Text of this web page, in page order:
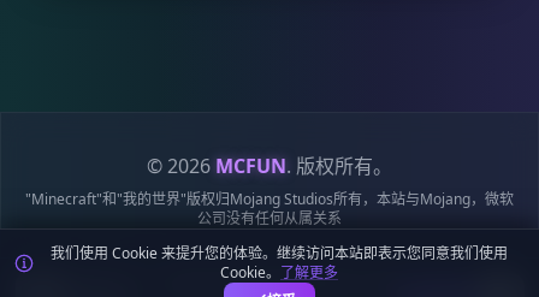
© 2026 MCFUN. 版权所有。
"Minecraft"和"我的世界"版权归Mojang Studios所有，本站与Mojang，微软
公司没有任何从属关系
隐私政策服务条款Cookie 政策站点地图鄂ICP备19018284号-6
鄂公网安备42018502009170号
麦块迷APP - 在这里总会找到你喜欢的MC基
我们使用 Cookie 来提升您的体验。继续访问本站即表示您同意我们使用
Cookie。 了解更多